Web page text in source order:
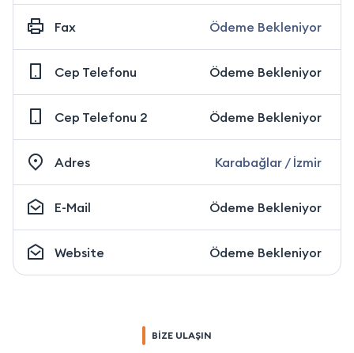
Fax Ödeme Bekleniyor
Cep Telefonu Ödeme Bekleniyor
Cep Telefonu 2 Ödeme Bekleniyor
Adres Karabağlar / İzmir
E-Mail Ödeme Bekleniyor
Website Ödeme Bekleniyor
BİZE ULAŞIN